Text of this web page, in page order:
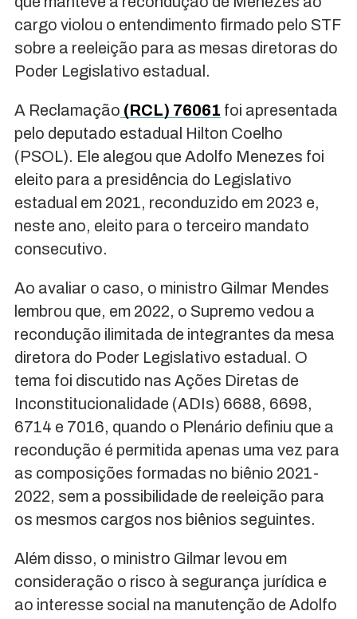
cargo violou o entendimento firmado pelo STF
sobre a reeleição para as mesas diretoras do
Poder Legislativo estadual.
A Reclamação (RCL) 76061 foi apresentada
pelo deputado estadual Hilton Coelho
(PSOL). Ele alegou que Adolfo Menezes foi
eleito para a presidência do Legislativo
estadual em 2021, reconduzido em 2023 e,
neste ano, eleito para o terceiro mandato
consecutivo.
Ao avaliar o caso, o ministro Gilmar Mendes
lembrou que, em 2022, o Supremo vedou a
recondução ilimitada de integrantes da mesa
diretora do Poder Legislativo estadual. O
tema foi discutido nas Ações Diretas de
Inconstitucionalidade (ADIs) 6688, 6698,
6714 e 7016, quando o Plenário definiu que a
recondução é permitida apenas uma vez para
as composições formadas no biênio 2021-
2022, sem a possibilidade de reeleição para
os mesmos cargos nos biênios seguintes.
Além disso, o ministro Gilmar levou em
consideração o risco à segurança jurídica e
ao interesse social na manutenção de Adolfo